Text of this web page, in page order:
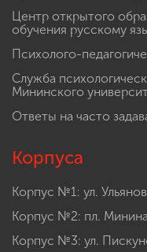
Центр открытого
обучения русскому
Психолого-
Служба
Мининского
Ответы на часто
Корпуса
Корпус №1: ул.
Корпус №2: пл.
Корпус №3: ул.